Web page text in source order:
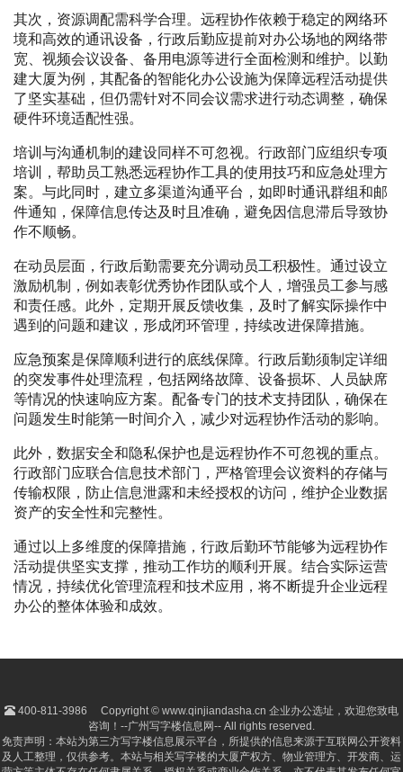
其次，资源调配需科学合理。远程协作依赖于稳定的网络环
境和高效的通讯设备，行政后勤应提前对办公场地的网络带
宽、视频会议设备、备用电源等进行全面检测和维护。以勤
建大厦为例，其配备的智能化办公设施为保障远程活动提供
了坚实基础，但仍需针对不同会议需求进行动态调整，确保
硬件环境适配性强。
培训与沟通机制的建设同样不可忽视。行政部门应组织专项
培训，帮助员工熟悉远程协作工具的使用技巧和应急处理方
案。与此同时，建立多渠道沟通平台，如即时通讯群组和邮
件通知，保障信息传达及时且准确，避免因信息滞后导致协
作不顺畅。
在动员层面，行政后勤需要充分调动员工积极性。通过设立
激励机制，例如表彰优秀协作团队或个人，增强员工参与感
和责任感。此外，定期开展反馈收集，及时了解实际操作中
遇到的问题和建议，形成闭环管理，持续改进保障措施。
应急预案是保障顺利进行的底线保障。行政后勤须制定详细
的突发事件处理流程，包括网络故障、设备损坏、人员缺席
等情况的快速响应方案。配备专门的技术支持团队，确保在
问题发生时能第一时间介入，减少对远程协作活动的影响。
此外，数据安全和隐私保护也是远程协作不可忽视的重点。
行政部门应联合信息技术部门，严格管理会议资料的存储与
传输权限，防止信息泄露和未经授权的访问，维护企业数据
资产的安全性和完整性。
通过以上多维度的保障措施，行政后勤环节能够为远程协作
活动提供坚实支撑，推动工作坊的顺利开展。结合实际运营
情况，持续优化管理流程和技术应用，将不断提升企业远程
办公的整体体验和成效。
400-811-3986
Copyright © www.qinjiandasha.cn 企业办公选址，欢迎您致电
咨询！--广州写字楼信息网-- All rights reserved.
免责声明：本站为第三方写字楼信息展示平台，所提供的信息来源于互联网公开资料
及人工整理，仅供参考。本站与相关写字楼的大厦产权方、物业管理方、开发商、运